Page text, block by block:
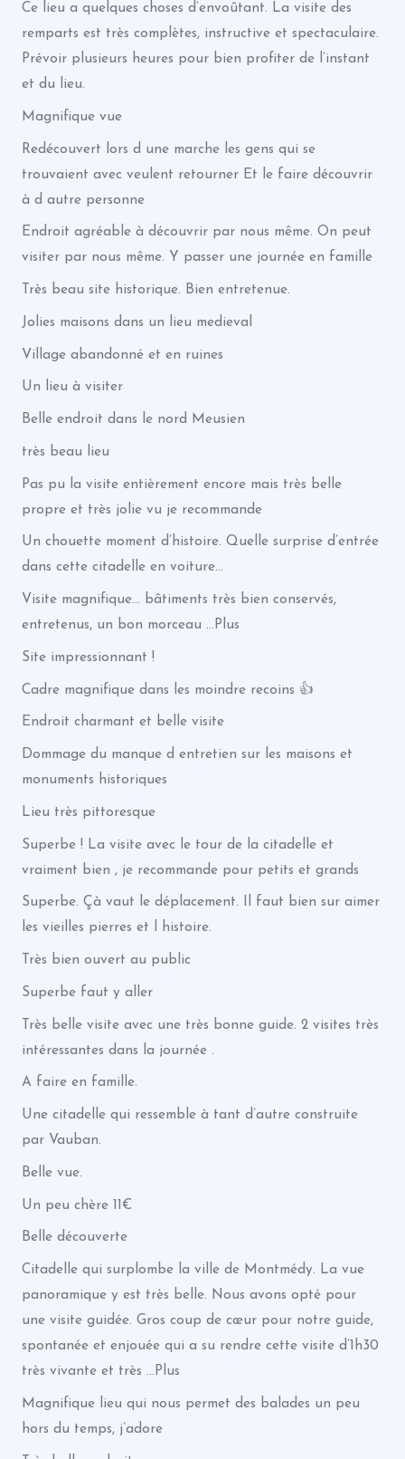
Ce lieu a quelques choses d’envoûtant. La visite des
remparts est très complètes, instructive et spectaculaire.
Prévoir plusieurs heures pour bien profiter de l’instant
et du lieu.
Magnifique vue
Redécouvert lors d une marche les gens qui se
trouvaient avec veulent retourner Et le faire découvrir
à d autre personne
Endroit agréable à découvrir par nous même. On peut
visiter par nous même. Y passer une journée en famille
Très beau site historique. Bien entretenue.
Jolies maisons dans un lieu medieval
Village abandonné et en ruines
Un lieu à visiter
Belle endroit dans le nord Meusien
très beau lieu
Pas pu la visite entièrement encore mais très belle
propre et très jolie vu je recommande
Un chouette moment d’histoire. Quelle surprise d’entrée
dans cette citadelle en voiture…
Visite magnifique… bâtiments très bien conservés,
entretenus, un bon morceau …Plus
Site impressionnant !
Cadre magnifique dans les moindre recoins 👍
Endroit charmant et belle visite
Dommage du manque d entretien sur les maisons et
monuments historiques
Lieu très pittoresque
Superbe ! La visite avec le tour de la citadelle et
vraiment bien , je recommande pour petits et grands
Superbe. Çà vaut le déplacement. Il faut bien sur aimer
les vieilles pierres et l histoire.
Très bien ouvert au public
Superbe faut y aller
Très belle visite avec une très bonne guide. 2 visites très
intéressantes dans la journée .
A faire en famille.
Une citadelle qui ressemble à tant d’autre construite
par Vauban.
Belle vue.
Un peu chère 11€
Belle découverte
Citadelle qui surplombe la ville de Montmédy. La vue
panoramique y est très belle. Nous avons opté pour
une visite guidée. Gros coup de cœur pour notre guide,
spontanée et enjouée qui a su rendre cette visite d’1h30
très vivante et très …Plus
Magnifique lieu qui nous permet des balades un peu
hors du temps, j’adore